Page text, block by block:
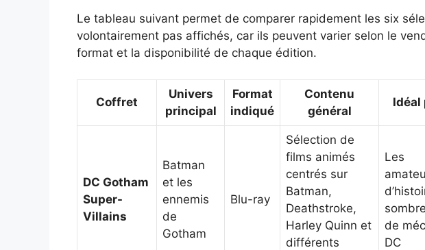
Le tableau suivant permet de comparer rapidement les six
volontairement pas affichés, car ils peuvent varier selon le
format et la disponibilité de chaque édition.
Coffret
Univers
principal
Format
indiqué
Contenu
général
Idéal
DC Gotham
Super-
Villains
Batman
et les
ennemis
de
Gotham
Blu-ray
Sélection de
films animés
centrés sur
Batman,
Deathstroke,
Harley Quinn et
différents
Les
de
DC